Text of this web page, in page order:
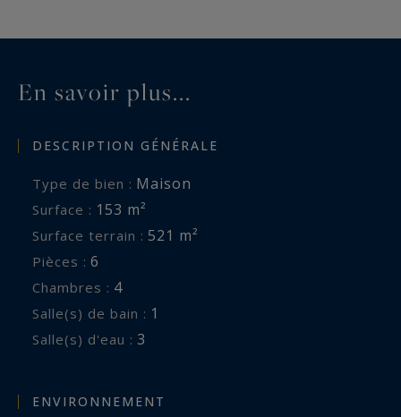
En savoir plus...
DESCRIPTION GÉNÉRALE
Type de bien : Maison
Surface : 153 m²
Surface terrain : 521 m²
Pièces : 6
Chambres : 4
Salle(s) de bain : 1
Salle(s) d'eau : 3
ENVIRONNEMENT